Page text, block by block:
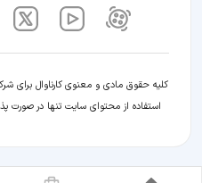
کلیه حقوق مادی و معنوی کارناوال
استفاده از محتوای سایت تنها در صورت